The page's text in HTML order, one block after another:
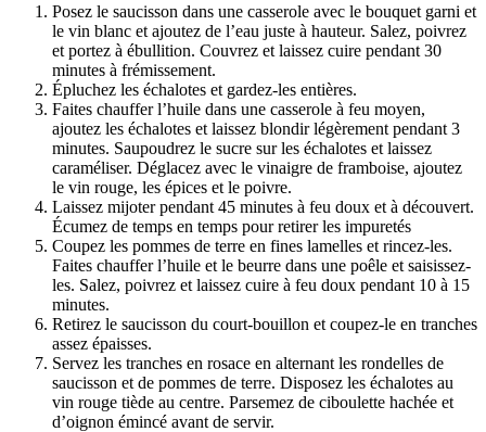
Posez le saucisson dans une casserole avec le bouquet garni et
le vin blanc et ajoutez de l’eau juste à hauteur. Salez, poivrez
et portez à ébullition. Couvrez et laissez cuire pendant 30
minutes à frémissement.
Épluchez les échalotes et gardez-les entières.
Faites chauffer l’huile dans une casserole à feu moyen,
ajoutez les échalotes et laissez blondir légèrement pendant 3
minutes. Saupoudrez le sucre sur les échalotes et laissez
caraméliser. Déglacez avec le vinaigre de framboise, ajoutez
le vin rouge, les épices et le poivre.
Laissez mijoter pendant 45 minutes à feu doux et à découvert.
Écumez de temps en temps pour retirer les impuretés
Coupez les pommes de terre en fines lamelles et rincez-les.
Faites chauffer l’huile et le beurre dans une poêle et saisissez-
les. Salez, poivrez et laissez cuire à feu doux pendant 10 à 15
minutes.
Retirez le saucisson du court-bouillon et coupez-le en tranches
assez épaisses.
Servez les tranches en rosace en alternant les rondelles de
saucisson et de pommes de terre. Disposez les échalotes au
vin rouge tiède au centre. Parsemez de ciboulette hachée et
d’oignon émincé avant de servir.